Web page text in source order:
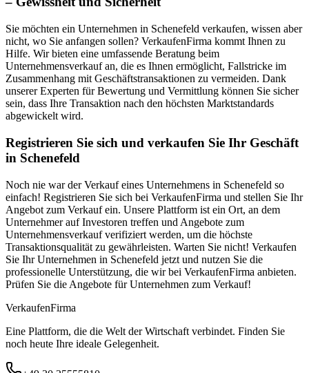
Sie möchten ein Unternehmen in Schenefeld verkaufen, wissen aber
nicht, wo Sie anfangen sollen? VerkaufenFirma kommt Ihnen zu
Hilfe. Wir bieten eine umfassende Beratung beim
Unternehmensverkauf an, die es Ihnen ermöglicht, Fallstricke im
Zusammenhang mit Geschäftstransaktionen zu vermeiden. Dank
unserer Experten für Bewertung und Vermittlung können Sie sicher
sein, dass Ihre Transaktion nach den höchsten Marktstandards
abgewickelt wird.
Registrieren Sie sich und verkaufen Sie Ihr Geschäft
in Schenefeld
Noch nie war der Verkauf eines Unternehmens in Schenefeld so
einfach! Registrieren Sie sich bei VerkaufenFirma und stellen Sie Ihr
Angebot zum Verkauf ein. Unsere Plattform ist ein Ort, an dem
Unternehmer auf Investoren treffen und Angebote zum
Unternehmensverkauf verifiziert werden, um die höchste
Transaktionsqualität zu gewährleisten. Warten Sie nicht! Verkaufen
Sie Ihr Unternehmen in Schenefeld jetzt und nutzen Sie die
professionelle Unterstützung, die wir bei VerkaufenFirma anbieten.
Prüfen Sie die Angebote für Unternehmen zum Verkauf!
VerkaufenFirma
Eine Plattform, die die Welt der Wirtschaft verbindet. Finden Sie
noch heute Ihre ideale Gelegenheit.